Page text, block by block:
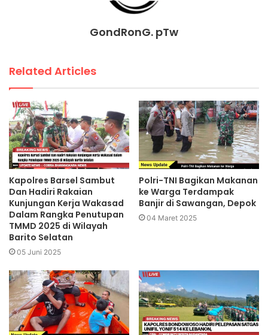
GondRonG. pTw
Related Articles
Kapolres Barsel Sambut
Dan Hadiri Rakaian
Kunjungan Kerja Wakasad
Dalam Rangka Penutupan
TMMD 2025 di Wilayah
Barito Selatan
05 Juni 2025
Polri-TNI Bagikan Makanan
ke Warga Terdampak
Banjir di Sawangan, Depok
04 Maret 2025